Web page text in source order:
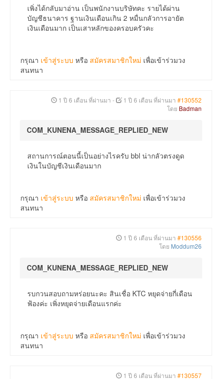
เพิ่งได้กลับมาอ่าน เป็นพนักงานบริษัทคะ รายได้ผ่าน
บัญชีธนาคาร ฐานเงินเดือนเกิน 2 หมื่นกลัวการอายัต
เงินเดือนมาก เป็นเสาหลักของครอบครัวคะ
กรุณา เข้าสู่ระบบ หรือ สมัครสมาชิกใหม่ เพื่อเข้าร่วมวง
สนทนา
1 ปี 6 เดือน ที่ผ่านมา - 1 ปี 6 เดือน ที่ผ่านมา #130552
โดย Badman
COM_KUNENA_MESSAGE_REPLIED_NEW
สถานการณ์ตอนนี้เป็นอย่างไรครับ bbl น่ากลัวตรงดูด
เงินในบัญชีเงินเดือนมาก
กรุณา เข้าสู่ระบบ หรือ สมัครสมาชิกใหม่ เพื่อเข้าร่วมวง
สนทนา
1 ปี 6 เดือน ที่ผ่านมา #130556
โดย Moddum26
COM_KUNENA_MESSAGE_REPLIED_NEW
รบกวนสอบถามหร่อยนะคะ สินเชื่อ KTC หยุดจ่ายกี่เดือน
ฟ้องค่ะ เพิ่งหยุดจ่ายเดือนแรกค่ะ
กรุณา เข้าสู่ระบบ หรือ สมัครสมาชิกใหม่ เพื่อเข้าร่วมวง
สนทนา
1 ปี 6 เดือน ที่ผ่านมา #130557